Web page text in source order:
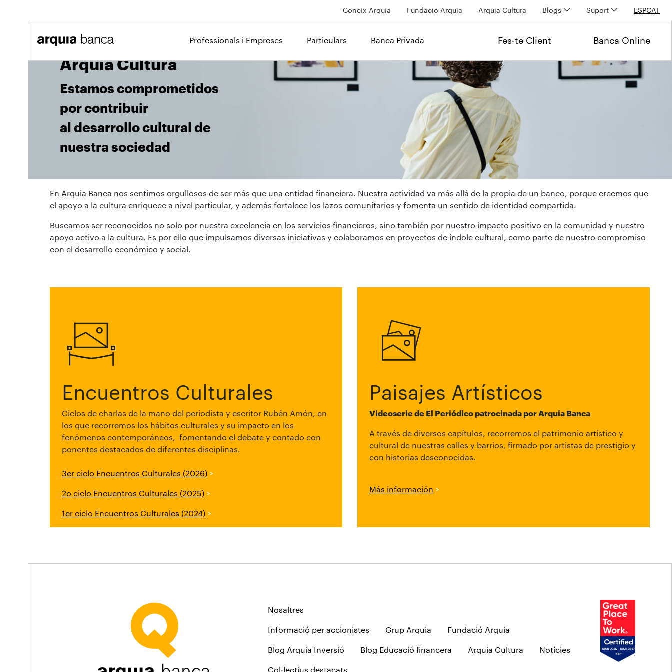
Coneix Arquia Fundació Arquia Arquia Cultura Blogs Suport ESPCAT
Professionals i Empreses Particulars Banca Privada Fes-te Client Banca Online
Arquia Cultura
Estamos comprometidos
por contribuir
al desarrollo cultural de
nuestra sociedad
En Arquia Banca nos sentimos orgullosos de ser más que una entidad financiera. Nuestra actividad va más allá de la propia de un banco, porque creemos que
el apoyo a la cultura enriquece a nivel particular, y además fortalece los lazos comunitarios y fomenta un sentido de identidad compartida.
Buscamos ser reconocidos no solo por nuestra excelencia en los servicios financieros, sino también por nuestro impacto positivo en la comunidad y nuestro
apoyo activo a la cultura. Es por ello que impulsamos diversas iniciativas y colaboramos en proyectos de índole cultural, como parte de nuestro compromiso
con el desarrollo económico y social.
Encuentros Culturales
Ciclos de charlas de la mano del periodista y escritor Rubén Amón, en
los que recorremos los hábitos culturales y su impacto en los
fenómenos contemporáneos, fomentando el debate y contado con
ponentes destacados de diferentes disciplinas.
3er ciclo Encuentros Culturales (2026) >
2o ciclo Encuentros Culturales (2025) >
1er ciclo Encuentros Culturales (2024) >
Paisajes Artísticos
Videoserie de El Periódico patrocinada por Arquia Banca
A través de diversos capítulos, recorremos el patrimonio artístico y
cultural de nuestras calles y barrios, firmado por artistas de prestigio y
con historias desconocidas.
Más información >
Nosaltres
Informació per accionistes Grup Arquia Fundació Arquia
Blog Arquia Inversió Blog Educació financera Arquia Cultura Notícies
Col·lectius destacats